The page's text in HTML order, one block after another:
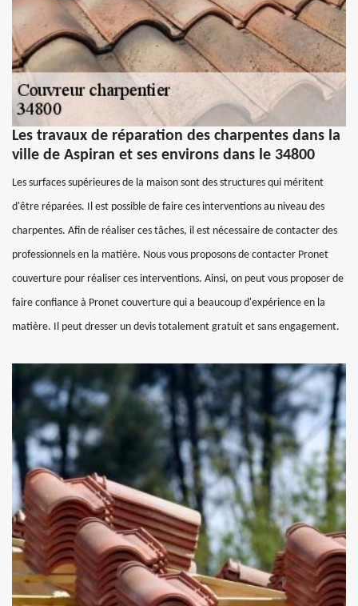
Les travaux de réparation des charpentes dans la
ville de Aspiran et ses environs dans le 34800
Les surfaces supérieures de la maison sont des structures qui méritent
d'être réparées. Il est possible de faire ces interventions au niveau des
charpentes. Afin de réaliser ces tâches, il est nécessaire de contacter des
professionnels en la matière. Nous vous proposons de contacter Pronet
couverture pour réaliser ces interventions. Ainsi, on peut vous proposer de
faire confiance à Pronet couverture qui a beaucoup d'expérience en la
matière. Il peut dresser un devis totalement gratuit et sans engagement.